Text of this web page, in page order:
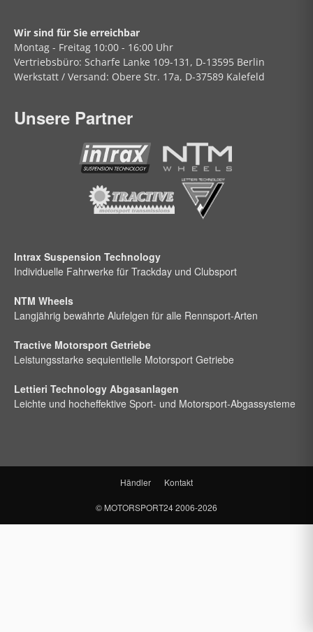
Wir sind für Sie erreichbar
Montag - Freitag 10:00 - 16:00 Uhr
Vertriebsbüro: Scharfe Lanke 109-131, D-13595 Berlin
Werkstatt / Versand: Obere Str. 17a, D-37589 Kalefeld
Unsere Partner
Intrax Suspension Technology
Individuelle Fahrwerke für Trackday und Clubsport
NTM Wheels
Langjährig bewährte Alufelgen für alle Rennsport-Arten
Tractive Motorsport Getriebe
Leistungsstarke sequientielle Motorsport Getriebe
Lettieri Technology Abgasanlagen
Leichte und hocheffektive Sport- und Motorsport-Abgassysteme
Händler Kontakt
© MOTORSPORT242006-2026